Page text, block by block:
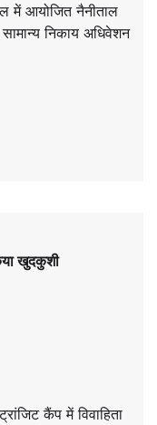
में आयोजित नैनीताल
निकाय अधिवेशन
खुदकुशी
कैंप में विवाहिता